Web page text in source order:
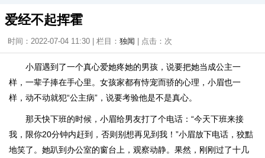
爱经不起挥霍
时间：2022-07-04 11:30 | 栏目： 独闻 | 点击： 次
小眉遇到了一个真心爱她疼她的男孩，说要把她当成公主一
样，一辈子捧在手心里。女孩家都有恃宠而骄的心理，小眉也一
样，动不动就犯“公主病”，说要考验他是不是真心。
那天快下班的时候，小眉给男友打了个电话：“今天下班来接
我，限你20分钟内赶到，否则别想再见到我！”小眉放下电话，狡黠
地笑了。她趴到办公室的窗台上，观察动静。果然，刚刚过了十几